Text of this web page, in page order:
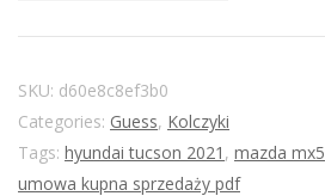
SKU: d60e8c8ef3b0
Categories: Guess, Kolczyki
Tags: hyundai tucson 2021 , mazda mx5
umowa kupna sprzedaży pdf